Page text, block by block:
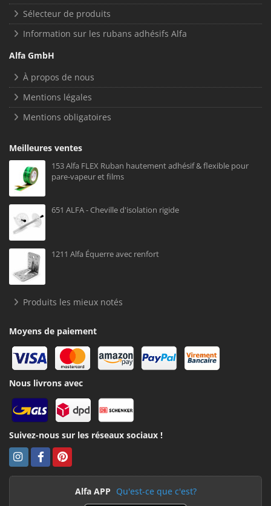
Sélecteur de produits
Information sur les rubans adhésifs Alfa
Alfa GmbH
À propos de nous
Mentions légales
Mentions obligatoires
Meilleures ventes
153 Alfa FLEX Ruban hautement adhésif & flexible pour
pare-vapeur et films
651 ALFA - Cheville d'isolation rigide
1211 Alfa Équerre avec renfort
Produits les mieux notés
Moyens de paiement
Nous livrons avec
Suivez-nous sur les réseaux sociaux !
Alfa APP Qu'est-ce que c'est?